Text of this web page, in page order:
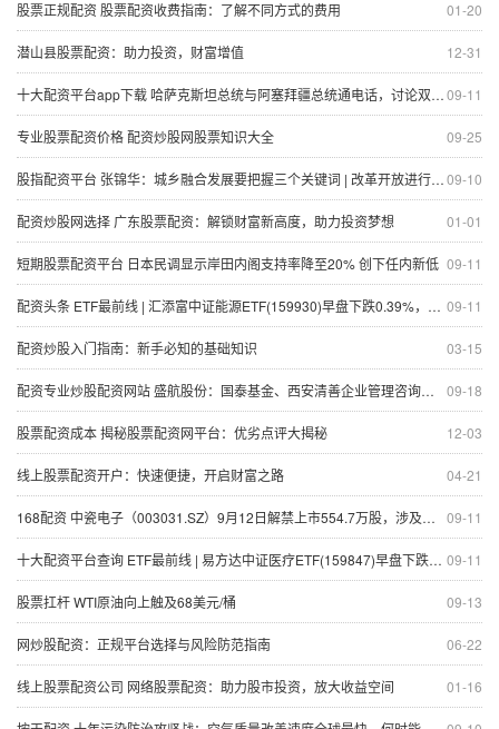
01-20
股票正规配资 股票配资收费指南：了解不同方式的费用
12-31
潜山县股票配资：助力投资，财富增值
09-11
十大配资平台app下载 哈萨克斯坦总统与阿塞拜疆总统通电话，讨论双边合作
09-25
专业股票配资价格 配资炒股网股票知识大全
09-10
股指配资平台 张锦华：城乡融合发展要把握三个关键词 | 改革开放进行时⑧
01-01
配资炒股网选择 广东股票配资：解锁财富新高度，助力投资梦想
09-11
短期股票配资平台 日本民调显示岸田内阁支持率降至20% 创下任内新低
09-11
配资头条 ETF最前线 | 汇添富中证能源ETF(159930)早盘下跌0.39%，可燃冰主题走强，恒泰艾普上涨19.81%
03-15
配资炒股入门指南：新手必知的基础知识
09-18
配资专业炒股配资网站 盛航股份：国泰基金、西安清善企业管理咨询有限公司等多家机构于8月29日调研我司
12-03
股票配资成本 揭秘股票配资网平台：优劣点评大揭秘
04-21
线上股票配资开户：快速便捷，开启财富之路
09-11
168配资 中瓷电子（003031.SZ）9月12日解禁上市554.7万股，涉及股东5名
09-11
十大配资平台查询 ETF最前线 | 易方达中证医疗ETF(159847)早盘下跌1.89%，医疗器械主题走弱，阳普医疗上涨19.96%
09-13
股票扛杆 WTI原油向上触及68美元/桶
06-22
网炒股配资：正规平台选择与风险防范指南
01-16
线上股票配资公司 网络股票配资：助力股市投资，放大收益空间